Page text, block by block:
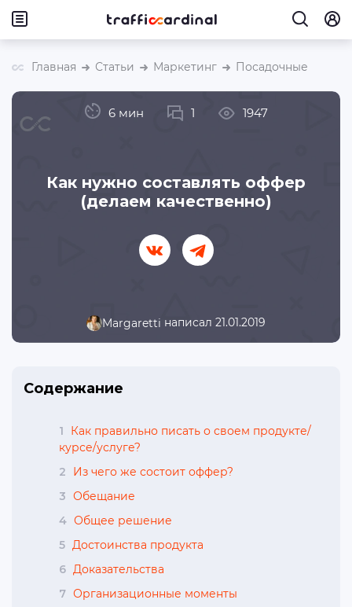
Главная Статьи Маркетинг Посадочные
Margaretti написал 21.01.2019
Как нужно составлять оффер
(делаем качественно)
6 мин 1 1947
Содержание
1
Как правильно писать о своем продукте/
курсе/услуге?
2
Из чего же состоит оффер?
3 Обещание
4 Общее решение
5 Достоинства продукта
6 Доказательства
7 Организационные моменты